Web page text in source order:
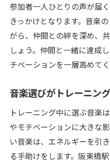
音楽と運動で感
少人数クラスのメリ
できる理由
初心者に優しい環
クラスメイトとの
少人数制が生む効
ステム
個々のニーズに
プラン
参加者一人ひとりの声が届
きっかけとなります。音楽
がら、仲間との絆を深め、
しょう。仲間と一緒に達成
チベーションを一層高めてく
音楽選びがトレーニン
トレーニング中に選ぶ音楽
やモチベーションに大きな
い音楽は、エネルギーを引
る手助けをします。阪東橋